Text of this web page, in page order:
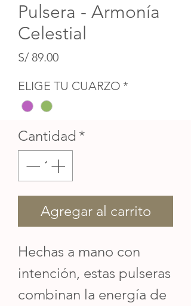
Pulsera - Armonía
Celestial
S/ 89.00Precio
ELIGE TU CUARZO *
Cantidad *
Agregar al carrito
Hechas a mano con
intención, estas pulseras
combinan la energía de